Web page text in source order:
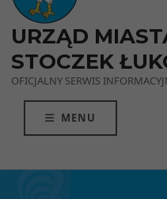
URZĄD
STOCZEK
OFICJALNY SERWIS
MENU